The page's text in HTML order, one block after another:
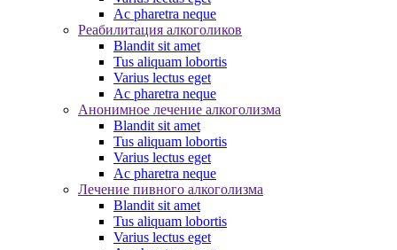
Ac pharetra neque
Реабилитация алкоголиков
Blandit sit amet
Tus aliquam lobortis
Varius lectus eget
Ac pharetra neque
Анонимное лечение алкоголизма
Blandit sit amet
Tus aliquam lobortis
Varius lectus eget
Ac pharetra neque
Лечение пивного алкоголизма
Blandit sit amet
Tus aliquam lobortis
Varius lectus eget